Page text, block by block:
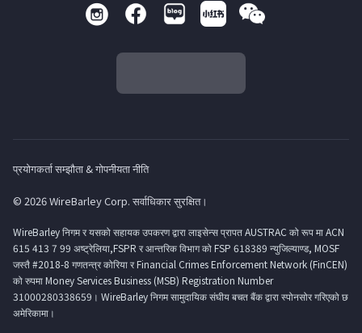
प्रयोगकर्ता सम्झौता & गोपनीयता नीति
© 2026 WireBarley Corp. सर्वाधिकार सुरक्षित।
WireBarley निगम र यसको सहायक उपकरण द्वारा लाइसेन्स प्रापत AUSTRAC को रूप मा ACN
615 413 7 99 अष्ट्रेलिया,FSPR र आन्तरिक विभाग को FSP 618389 न्युजिल्याण्ड, MOSF
जस्तै #2018-8 गणतन्त्र कोरिया र Financial Crimes Enforcement Network (FinCEN)
को रुपमा Money Services Business (MSB) Registration Number
31000280338659। WireBarley निगम सामुदायिक संघीय बचत बैंक द्वारा स्पोनसोर गरिएको छ
अमेरिकामा।